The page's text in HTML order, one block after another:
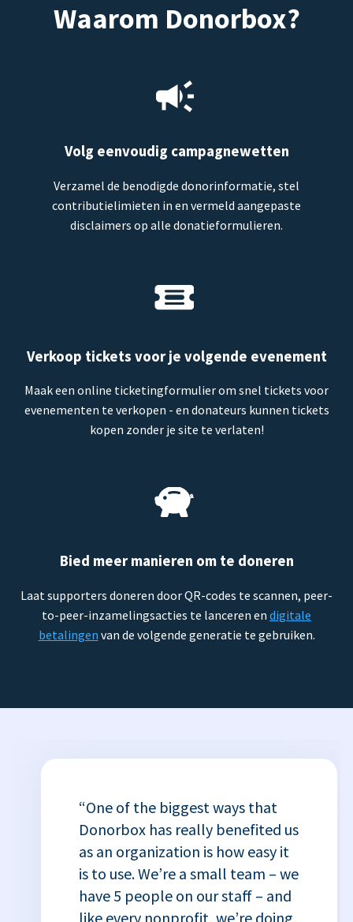
Waarom Donorbox?
Volg eenvoudig campagnewetten
Verzamel de benodigde donorinformatie, stel
contributielimieten in en vermeld aangepaste
disclaimers op alle donatieformulieren.
Verkoop tickets voor je volgende evenement
Maak een online ticketingformulier om snel tickets voor
evenementen te verkopen - en donateurs kunnen tickets
kopen zonder je site te verlaten!
Bied meer manieren om te doneren
Laat supporters doneren door QR-codes te scannen, peer-
to-peer-inzamelingsacties te lanceren en digitale
betalingen van de volgende generatie te gebruiken.
“One of the biggest ways that
Donorbox has really benefited us
as an organization is how easy it
is to use. We’re a small team – we
have 5 people on our staff – and
like every nonprofit, we’re doing